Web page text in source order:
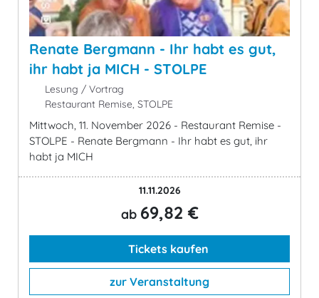
Renate Bergmann - Ihr habt es gut,
ihr habt ja MICH - STOLPE
Lesung / Vortrag
Restaurant Remise, STOLPE
Mittwoch, 11. November 2026 - Restaurant Remise -
STOLPE - Renate Bergmann - Ihr habt es gut, ihr
habt ja MICH
11.11.2026
ab 69,82 €
Tickets kaufen
zur Veranstaltung